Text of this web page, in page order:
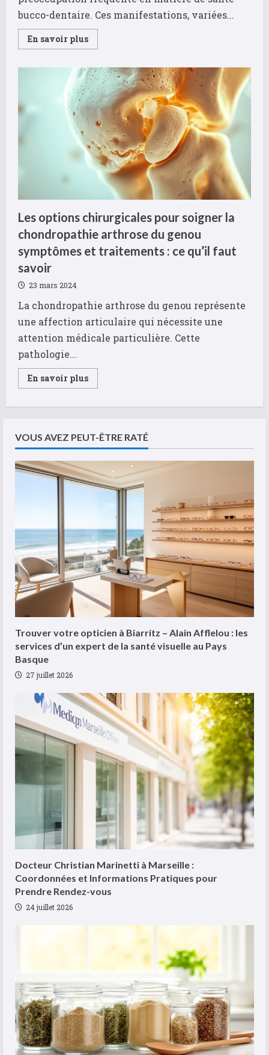
bucco-dentaire. Ces manifestations, variées...
En savoir plusRead
more
sur
la
langue
:
est-
ce
grave
Les
signaux
d’alerte
qui
doivent
vous
consulter
Les options chirurgicales pour soigner la
chondropathie arthrose du genou
symptômes et traitements : ce qu’il faut
savoir
23 mars 2024
La chondropathie arthrose du genou représente
une affection articulaire qui nécessite une
attention médicale particulière. Cette
pathologie...
En savoir plusRead
more
soigner
la
chondropathie
arthrose
du
genou
symptômes
qu’il
faut
savoir
VOUS AVEZ PEUT-ÊTRE RATÉ
Trouver votre opticien à Biarritz – Alain Afflelou : les
services d’un expert de la santé visuelle au Pays
Basque
27 juillet 2026
Docteur Christian Marinetti à Marseille :
Coordonnées et Informations Pratiques pour
Prendre Rendez-vous
24 juillet 2026